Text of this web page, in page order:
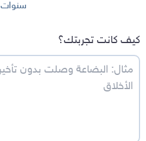
سنوات
كيف كانت تجربتك؟